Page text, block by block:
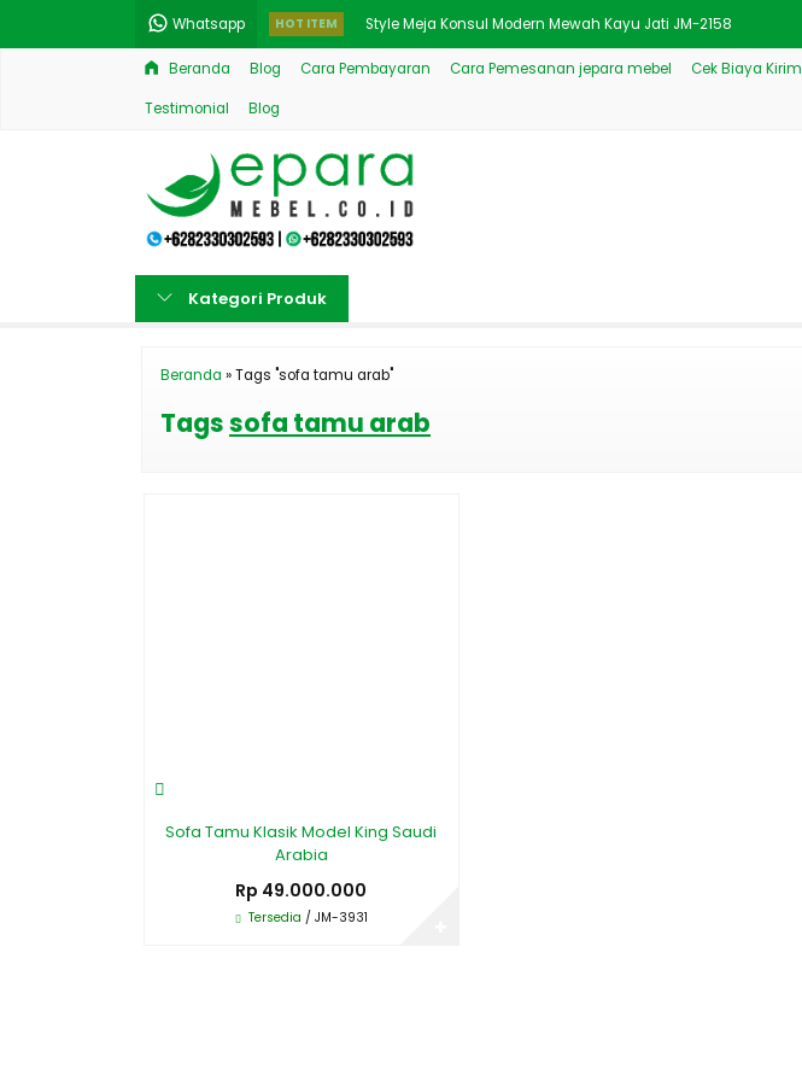
Whatsapp HOT ITEM Style Meja Konsul Modern Mewah Kayu Jati JM-2158
Ranjang Jati Model Klasik Gold Ukiran Mewah JM-222
12 Keunggulan Meja Makan Klasik
Kamar Tidur Klasik Mewah Coklat Kombinasi JM-2541
Beranda Blog Cara Pembayaran Cara Pemesanan jepara mebel Cek Biaya Kirim
Testimonial Blog
Kategori Produk
Beranda »Tags "sofa tamu arab"
Tagssofa tamu arab
Sofa Tamu Klasik Model King Saudi
Arabia
Rp 49.000.000
Tersedia / JM-3931